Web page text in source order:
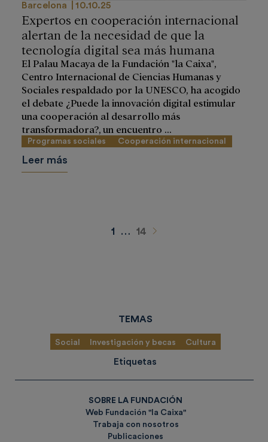
Barcelona 10.10.25
Expertos en cooperación internacional
alertan de la necesidad de que la
tecnología digital sea más humana
El Palau Macaya de la Fundación "la Caixa",
Centro Internacional de Ciencias Humanas y
Sociales respaldado por la UNESCO, ha acogido
el debate ¿Puede la innovación digital estimular
una cooperación al desarrollo más
transformadora?, un encuentro ...
Programas sociales Cooperación internacional
Leer más
1 … 14 Siguiente
TEMAS
Social Investigación y becas Cultura
Etiquetas
SOBRE LA FUNDACIÓN
Web Fundación "la Caixa"
Trabaja con nosotros
Publicaciones